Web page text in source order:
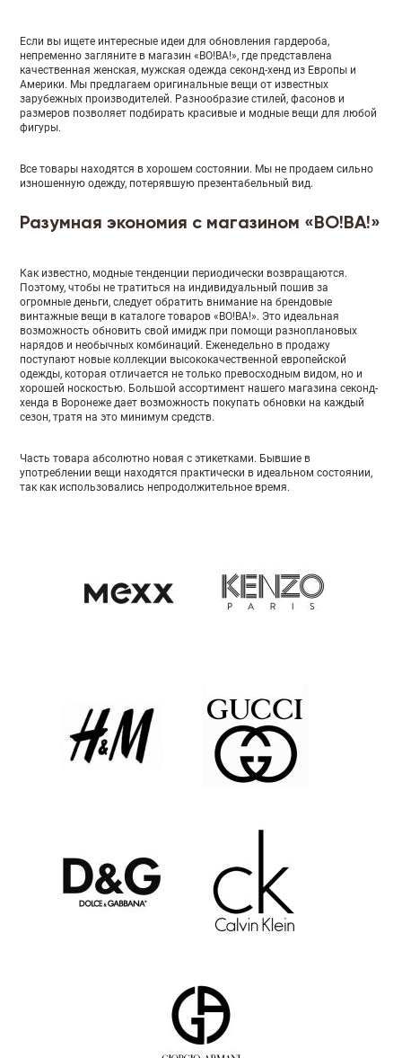
Если вы ищете интересные идеи для обновления гардероба,
непременно загляните в магазин «ВО!ВА!», где представлена
качественная женская, мужская одежда секонд-хенд из Европы и
Америки. Мы предлагаем оригинальные вещи от известных
зарубежных производителей. Разнообразие стилей, фасонов и
размеров позволяет подбирать красивые и модные вещи для любой
фигуры.
Все товары находятся в хорошем состоянии. Мы не продаем сильно
изношенную одежду, потерявшую презентабельный вид.
Разумная экономия с магазином «ВО!ВА!»
Как известно, модные тенденции периодически возвращаются.
Поэтому, чтобы не тратиться на индивидуальный пошив за
огромные деньги, следует обратить внимание на брендовые
винтажные вещи в каталоге товаров «ВО!ВА!». Это идеальная
возможность обновить свой имидж при помощи разноплановых
нарядов и необычных комбинаций. Еженедельно в продажу
поступают новые коллекции высококачественной европейской
одежды, которая отличается не только превосходным видом, но и
хорошей носкостью. Большой ассортимент нашего магазина секонд-
хенда в Воронеже дает возможность покупать обновки на каждый
сезон, тратя на это минимум средств.
Часть товара абсолютно новая с этикетками. Бывшие в
употреблении вещи находятся практически в идеальном состоянии,
так как использовались непродолжительное время.